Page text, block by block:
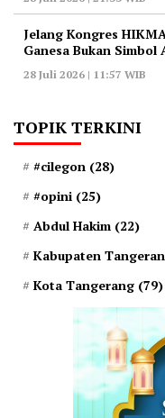
‎Jelang Kongres
Ganesa Bukan Simbol
28 Juli 2026 | 11:57 WIB
TOPIK TERKINI
#cilegon (28)
#opini (25)
Abdul Hakim (22)
Kabupaten
Kota Tangerang (79)